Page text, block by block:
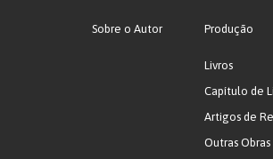
Sobre o Autor Produção
Livros
Capítulo de
Artigos de
Outras Obras